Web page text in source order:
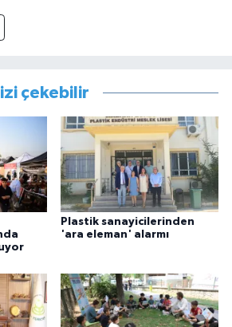
çekebilir
Plastik sanayicilerinden
'ara eleman' alarmı